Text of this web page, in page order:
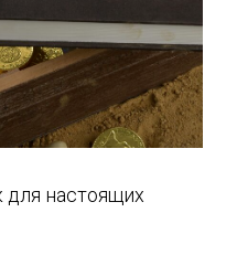
настоящих